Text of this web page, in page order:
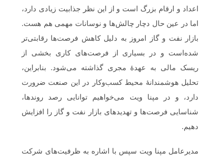
اعداد و ارقام بزرگ است و از این نظر جذابیت زیادی دارد،
اما در عین حال دچار چالش‌ها و نوسانات مهمی هم هست.
بازار نفت و گاز امروز به دلیل کاهش فرصت‌ها رقابتی‌تر
شده‌است و در بسیاری از فرصت‌های کاری بخشی از
ریسک مالی به عهدۀ مجری گذاشته می‌شود. بنابراین،
تحلیل هوشمندانۀ محیط کسب‌وکار در این صنعت ضرورت
دارد، و در مپنا ویت می‌خواهیم توانایی رصد روندها،
شناسایی فرصت‌ها و تهدیدهای بازار نفت و گاز را افزایش
دهیم.
مدیرعامل مپنا ویت سپس با اشاره به ظرفیت‌های شرکت